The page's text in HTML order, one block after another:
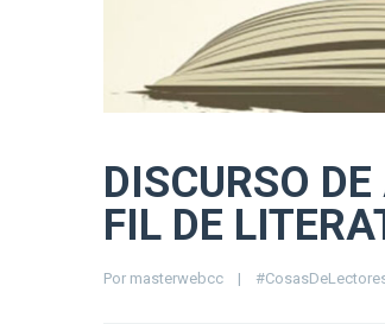
DISCURSO
FIL DE
Por masterwebcc |